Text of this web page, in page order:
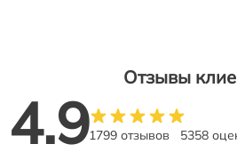
Отзывы
4.91799 отзывов 5358